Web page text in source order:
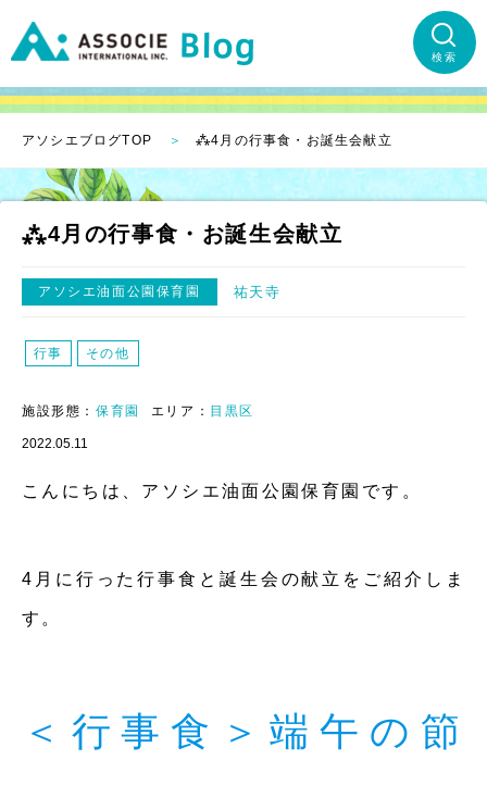
検索
アソシエブログTOP ⁂4月の行事食・お誕生会献立
⁂4月の行事食・お誕生会献立
アソシエ油面公園保育園 祐天寺
行事 その他
施設形態： 保育園 エリア： 目黒区
2022.05.11
こんにちは、アソシエ油面公園保育園です。
4月に行った行事食と誕生会の献立をご紹介しま
す。
＜行事食＞端午の節